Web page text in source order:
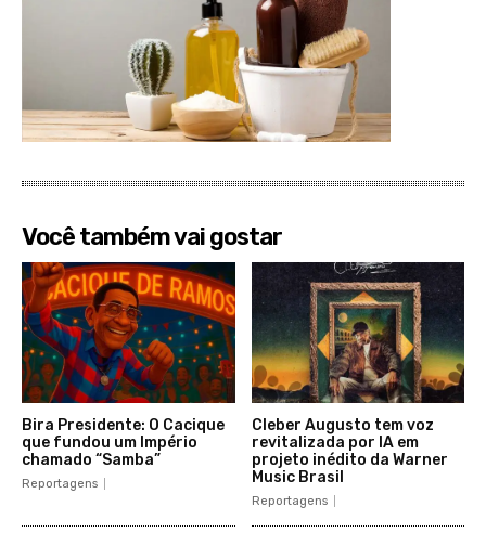
Você também vai gostar
Bira Presidente: O Cacique
que fundou um Império
chamado “Samba”
Reportagens
Cleber Augusto tem voz
revitalizada por IA em
projeto inédito da Warner
Music Brasil
Reportagens